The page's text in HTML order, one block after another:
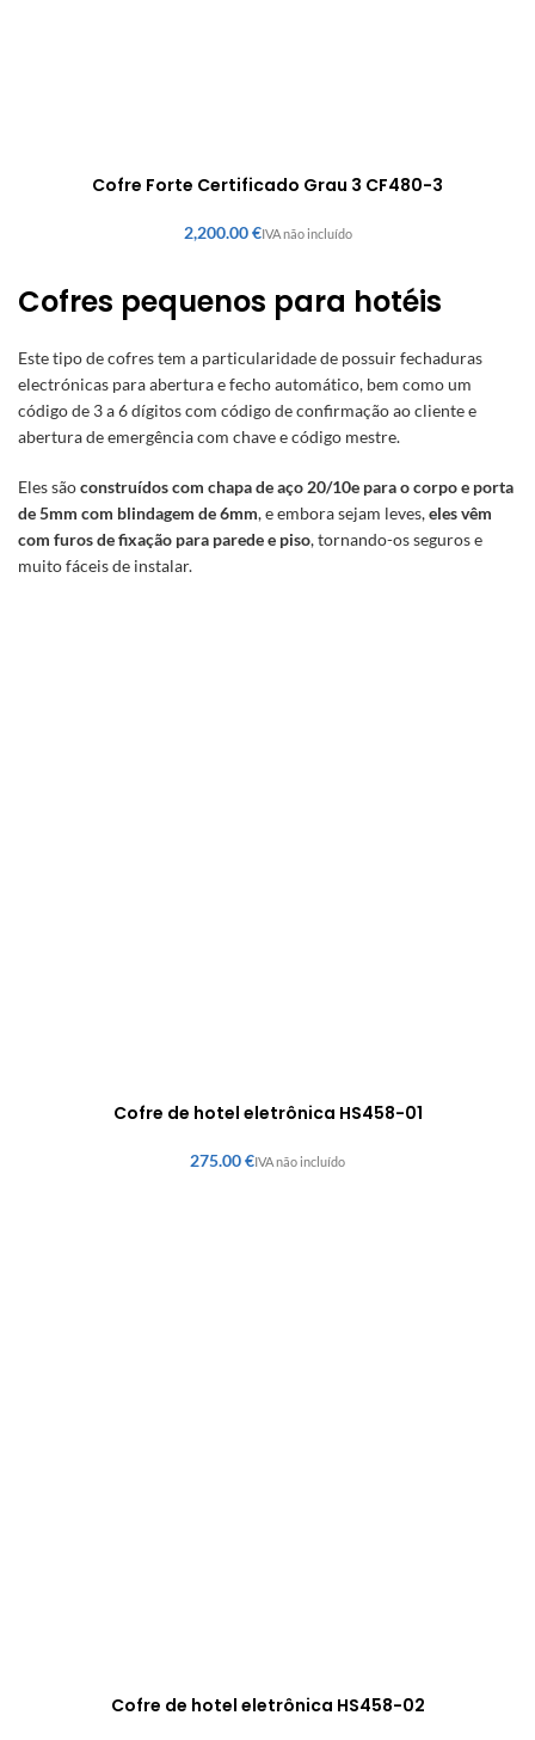
Cofre Forte Certificado Grau 3 CF480-3
€
Cofres pequenos para hotéis
Este tipo de cofres tem a particularidade de possuir fechaduras
electrónicas para abertura e fecho automático, bem como um
código de 3 a 6 dígitos com código de confirmação ao cliente e
abertura de emergência com chave e código mestre.
Eles sãoconstruídos com chapa de aço 20/10e para o corpo e porta
de 5mm com blindagem de 6mm, e embora sejam leves,eles vêm
com furos de fixação para parede e piso, tornando-os seguros e
muito fáceis de instalar.
Cofre de hotel eletrônica HS458-01
€
Cofre de hotel eletrônica HS458-02